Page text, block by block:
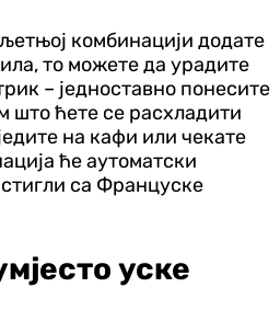
комбинацији додате
то можете да урадите
– једноставно понесите
што ћете се расхладити
на кафи или чекате
ће аутоматски
са Француске
уске